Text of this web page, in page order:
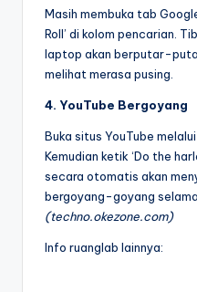
Masih membuka tab
Roll’ di kolom pencarian.
laptop akan berputar-
melihat merasa pusing.
4. YouTube Bergoyang
Buka situs YouTube
Kemudian ketik ‘Do the
secara otomatis akan
bergoyang-goyang
(techno.okezone.com)
Info ruanglab lainnya: